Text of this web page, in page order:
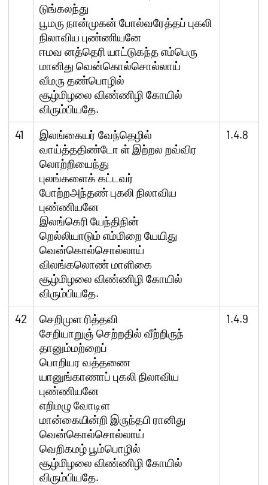
டுங்கலந்து
பூமரு நான்முகன் போல்வரேத்தப் புகலி
நிலாவிய புண்ணியனே
ஈமவ னத்தெரி யாட்டுகந்த எம்பெரு
மானிது வென்கொல்சொல்லாய்
வீமரு தண்பொழில்
சூழ்மிழலை விண்ணிழி கோயில்
விரும்பியதே.
41
இலங்கையர் வேந்தெழில்
வாய்த்ததிண்டோ ள் இற்றல றவ்விர
லொற்றியைந்து
புலங்களைக் கட்டவர்
போற்றஅந்தண் புகலி நிலாவிய
புண்ணியனே
இலங்கெரி யேந்திநின்
றெல்லியாடும் எம்மிறை யேயிது
வென்கொல்சொல்லாய்
விலங்கலொண் மாளிகை
சூழ்மிழலை விண்ணிழி கோயில்
விரும்பியதே.
1.4.8
42
செறிமுள ரித்தவி
சேறியாறுஞ் செற்றதில் வீற்றிருந்
தானும்மற்றைப்
பொறியர வத்தணை
யானுங்காணாப் புகலி நிலாவிய
புண்ணியனே
எறிமழு வோடிள
மான்கையின்றி இருந்தபி ரானிது
வென்கொல்சொல்லாய்
வெறிகமழ் பூம்பொழில்
சூழ்மிழலை விண்ணிழி கோயில்
விரும்பியதே.
1.4.9